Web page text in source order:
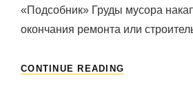
«Подсобник» Груды мусора
окончания ремонта или
CONTINUE READING